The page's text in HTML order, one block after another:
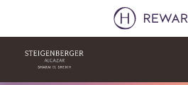
2026/08/09